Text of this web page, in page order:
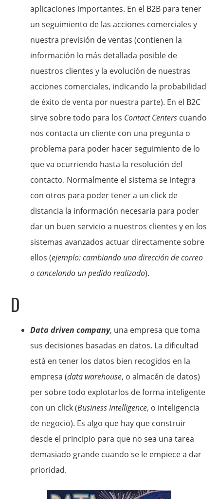
aplicaciones importantes. En el B2B para tener
un seguimiento de las acciones comerciales y
nuestra previsión de ventas (contienen la
información lo más detallada posible de
nuestros clientes y la evolución de nuestras
acciones comerciales, indicando la probabilidad
de éxito de venta por nuestra parte). En el B2C
sirve sobre todo para los Contact Centers cuando
nos contacta un cliente con una pregunta o
problema para poder hacer seguimiento de lo
que va ocurriendo hasta la resolución del
contacto. Normalmente el sistema se integra
con otros para poder tener a un click de
distancia la información necesaria para poder
dar un buen servicio a nuestros clientes y en los
sistemas avanzados actuar directamente sobre
ellos (ejemplo: cambiando una dirección de correo
o cancelando un pedido realizado).
D
Data driven company, una empresa que toma
sus decisiones basadas en datos. La dificultad
está en tener los datos bien recogidos en la
empresa (data warehouse, o almacén de datos)
per sobre todo explotarlos de forma inteligente
con un click (Business Intelligence, o inteligencia
de negocio). Es algo que hay que construir
desde el principio para que no sea una tarea
demasiado grande cuando se le empiece a dar
prioridad.